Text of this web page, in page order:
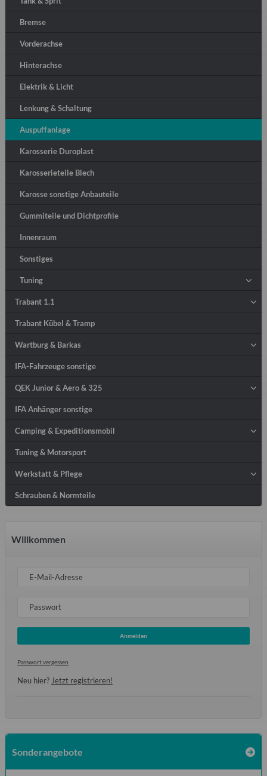
Bremse
Vorderachse
Hinterachse
Elektrik & Licht
Lenkung & Schaltung
Auspuffanlage
Karosserie Duroplast
Karosserieteile Blech
Karosse sonstige Anbauteile
Gummiteile und Dichtprofile
Innenraum
Sonstiges
Tuning
Trabant 1.1
Trabant Kübel & Tramp
Wartburg & Barkas
IFA-Fahrzeuge sonstige
QEK Junior & Aero & 325
IFA Anhänger sonstige
Camping & Expeditionsmobil
Tuning & Motorsport
Werkstatt & Pflege
Schrauben & Normteile
Willkommen
E-Mail-Adresse
Passwort
Anmelden
Passwort vergessen
Neu hier? Jetzt registrieren!
Sonderangebote